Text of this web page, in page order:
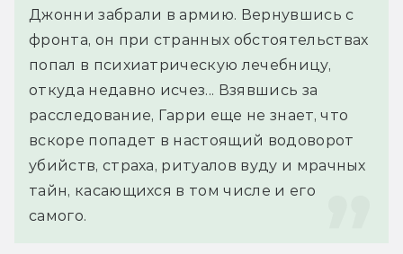
Джонни забрали в армию. Вернувшись с
фронта, он при странных обстоятельствах
попал в психиатрическую лечебницу,
откуда недавно исчез... Взявшись за
расследование, Гарри еще не знает, что
вскоре попадет в настоящий водоворот
убийств, страха, ритуалов вуду и мрачных
тайн, касающихся в том числе и его
самого.